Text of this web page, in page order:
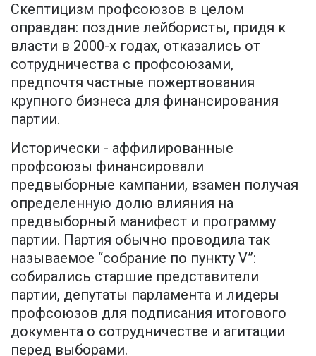
Скептицизм профсоюзов в целом
оправдан: поздние лейбористы, придя к
власти в 2000-х годах, отказались от
сотрудничества с профсоюзами,
предпочтя частные пожертвования
крупного бизнеса для финансирования
партии.
Исторически - аффилированные
профсоюзы финансировали
предвыборные кампании, взамен получая
определенную долю влияния на
предвыборный манифест и программу
партии. Партия обычно проводила так
называемое “собрание по пункту V”:
собирались старшие представители
партии, депутаты парламента и лидеры
профсоюзов для подписания итогового
документа о сотрудничестве и агитации
перед выборами.